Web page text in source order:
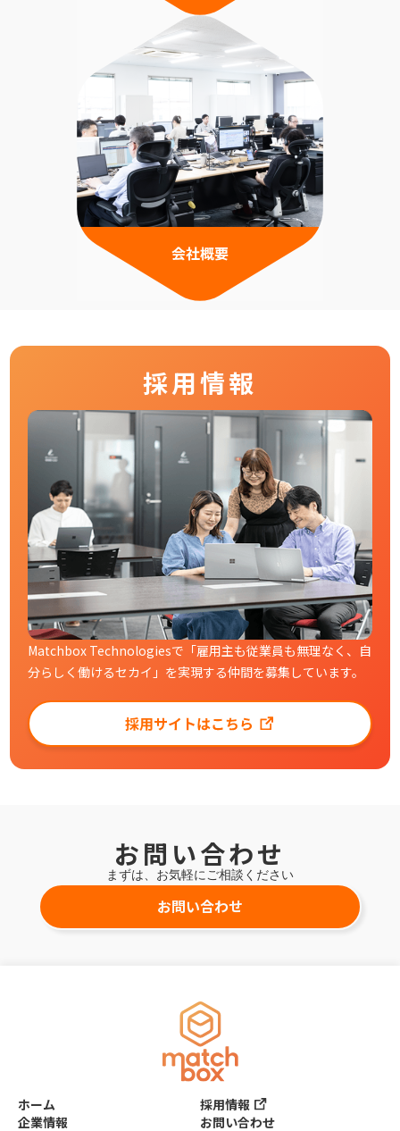
採用情報
Matchbox Technologiesで「雇用主も従業員も無理なく、自
分らしく働けるセカイ」を実現する仲間を募集しています。
お問い合わせ
まずは、お気軽にご相談ください
お問い合わせ
ホーム
企業情報
採用情報
お問い合わせ